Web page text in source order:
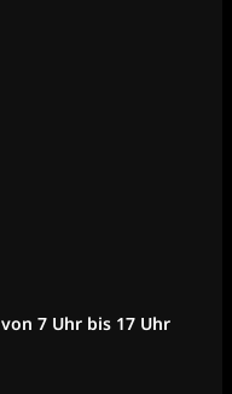
7 Uhr bis 17 Uhr